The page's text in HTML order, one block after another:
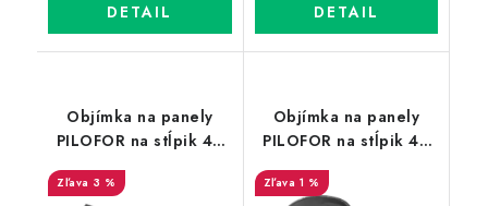
DETAIL DETAIL
Objímka na panely
PILOFOR na stĺpik 48
3 %
Objímka na panely
PILOFOR na stĺpik 48
1 %